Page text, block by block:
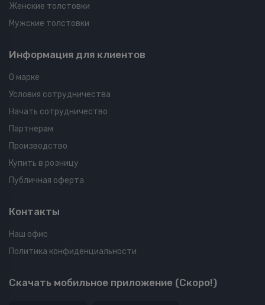
Женские толстовки
Мужские толстовки
Информация для клиентов
О марке
Условия сотрудничества
Начать сотрудничество
Партнерам
Производство
Купить в розницу
Публичная оферта
Контакты
Наш офис
Политика конфиденциальности
Скачать мобильное приложение (Скоро!)